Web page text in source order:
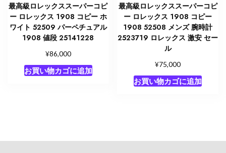
最高級ロレックススーパーコピ
ー ロレックス 1908 コピー ホ
ワイト 52509 パーペチュアル
1908 値段 25141228
¥86,000
お買い物カゴに追加
最高級ロレックススーパーコピ
ー ロレックス 1908 コピー
1908 52508 メンズ 腕時計
2523719 ロレックス 激安 セー
ル
¥75,000
お買い物カゴに追加